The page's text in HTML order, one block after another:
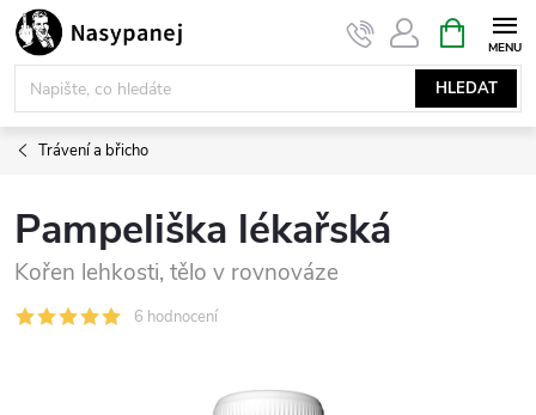
Přejít
na
obsah
HLEDAT
NÁKUPNÍ
KOŠÍK
Trávení a břicho
Pampeliška lékařská
Kořen lehkosti, tělo v rovnováze
6 hodnocení